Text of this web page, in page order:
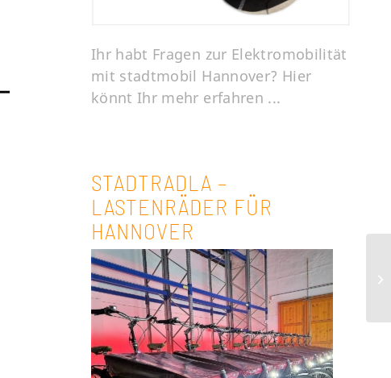
Ihr habt Fragen zur Elektromobilität
mit stadtmobil Hannover? Hier
könnt Ihr mehr erfahren ...
STADTRADLA –
LASTENRÄDER FÜR
HANNOVER